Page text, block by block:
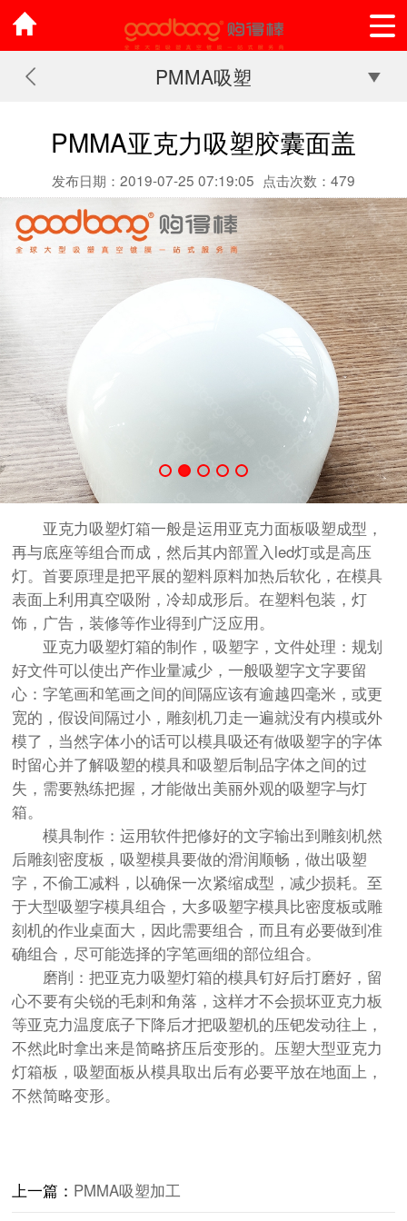
PMMA吸塑
PMMA亚克力吸塑胶囊面盖
发布日期：2019-07-25 07:19:05 点击次数：479
亚克力吸塑灯箱一般是运用亚克力面板吸塑成型，
再与底座等组合而成，然后其内部置入led灯或是高压
灯。首要原理是把平展的塑料原料加热后软化，在模具
表面上利用真空吸附，冷却成形后。在塑料包装，灯
饰，广告，装修等作业得到广泛应用。
亚克力吸塑灯箱的制作，吸塑字，文件处理：规划
好文件可以使出产作业量减少，一般吸塑字文字要留
心：字笔画和笔画之间的间隔应该有逾越四毫米，或更
宽的，假设间隔过小，雕刻机刀走一遍就没有内模或外
模了，当然字体小的话可以模具吸还有做吸塑字的字体
时留心并了解吸塑的模具和吸塑后制品字体之间的过
失，需要熟练把握，才能做出美丽外观的吸塑字与灯
箱。
模具制作：运用软件把修好的文字输出到雕刻机然
后雕刻密度板，吸塑模具要做的滑润顺畅，做出吸塑
字，不偷工减料，以确保一次紧缩成型，减少损耗。至
于大型吸塑字模具组合，大多吸塑字模具比密度板或雕
刻机的作业桌面大，因此需要组合，而且有必要做到准
确组合，尽可能选择的字笔画细的部位组合。
磨削：把亚克力吸塑灯箱的模具钉好后打磨好，留
心不要有尖锐的毛刺和角落，这样才不会损坏亚克力板
等亚克力温度底子下降后才把吸塑机的压钯发动往上，
不然此时拿出来是简略挤压后变形的。压塑大型亚克力
灯箱板，吸塑面板从模具取出后有必要平放在地面上，
不然简略变形。
上一篇： PMMA吸塑加工